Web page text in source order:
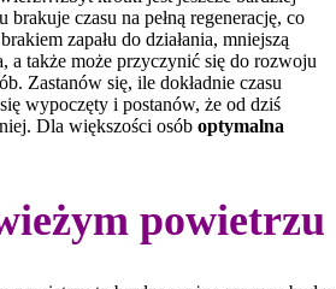
czasu na pełną regenerację, co
zapału do działania, mniejszą
a także może przyczynić się do rozwoju
Zastanów się, ile dokładnie czasu
wypoczęty i postanów, że od dziś
Dla większości osób optymalna
powietrzu